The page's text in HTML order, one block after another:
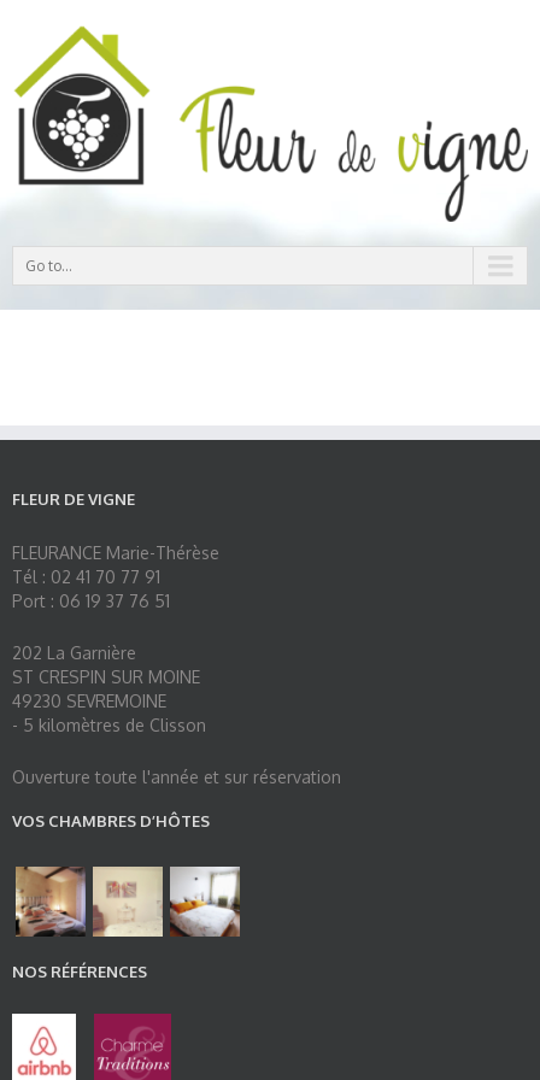
Go to...
FLEUR DE VIGNE
FLEURANCE Marie-Thérèse
Tél : 02 41 70 77 91
Port : 06 19 37 76 51
202 La Garnière
ST CRESPIN SUR MOINE
49230 SEVREMOINE
- 5 kilomètres de Clisson
Ouverture toute l'année et sur réservation
VOS CHAMBRES D’HÔTES
NOS RÉFÉRENCES